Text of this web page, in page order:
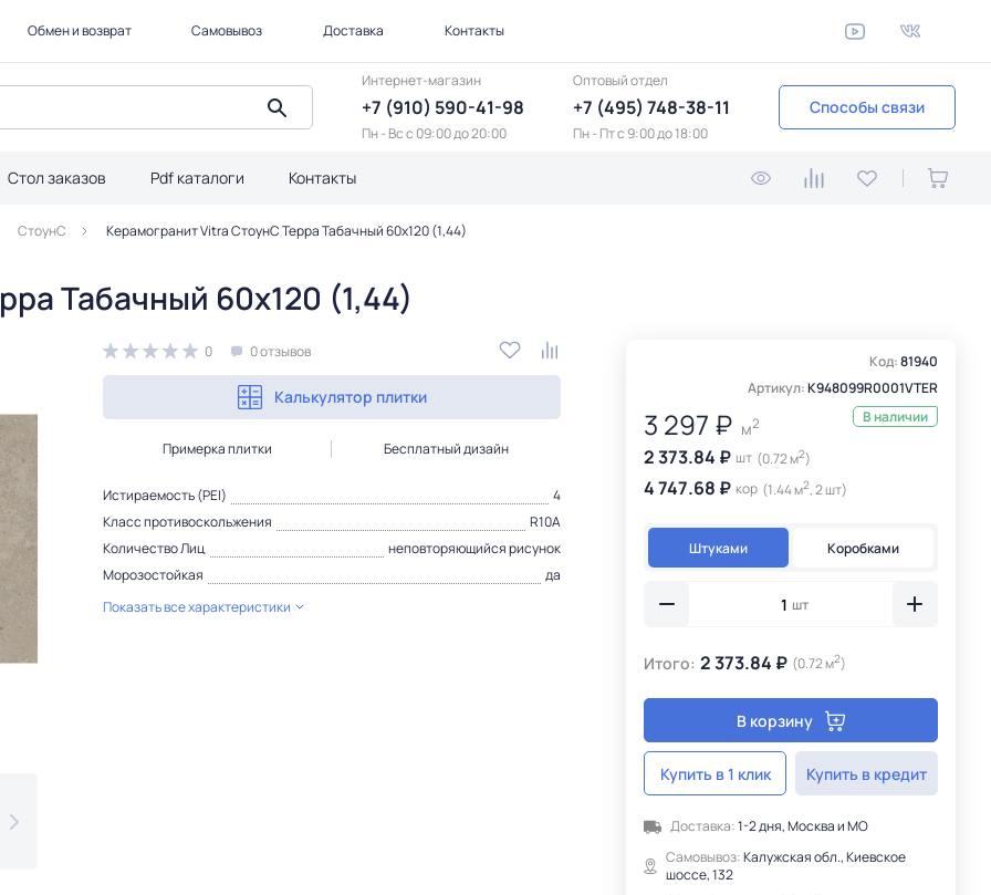
Обмен и возврат Самовывоз Доставка Контакты
Интернет-магазин
+7 (910) 590-41-98
Пн - Вс с 09:00 до 20:00
Оптовый отдел
+7 (495) 748-38-11
Пн - Пт c 9:00 до 18:00
Способы связи
Стол заказов Pdf каталоги Контакты
СтоунС Керамогранит Vitra СтоунС Терра Табачный 60x120 (1,44)
Табачный 60x120 (1,44)
0 0 отзывов
Калькулятор плитки
Примерка плитки Бесплатный дизайн
Истираемость (PEI)
4
Класс противоскольжения
R10A
Количество Лиц
неповторяющийся рисунок
Морозостойкая
да
Показать все характеристики
Код:81940
Артикул:K948099R0001VTER
3 297 ₽ м2
2 373.84 ₽ шт (0.72 м2)
4 747.68 ₽ кор (1.44 м2, 2 шт)
В наличии
Штуками Коробками
шт
Итого: 2 373.84 ₽ (0.72 м2)
В корзину
Купить в 1 клик Купить в кредит
Доставка:1-2 дня, Москва и МО
Самовывоз:Калужская обл., Киевское
шоссе, 132